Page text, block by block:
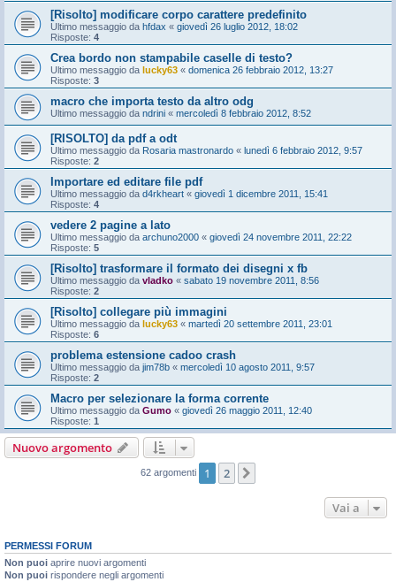
[Risolto] modificare corpo carattere predefinito
Ultimo messaggio da hfdax « giovedì 26 luglio 2012, 18:02
Risposte: 4
Crea bordo non stampabile caselle di testo?
Ultimo messaggio da lucky63 « domenica 26 febbraio 2012, 13:27
Risposte: 3
macro che importa testo da altro odg
Ultimo messaggio da ndrini « mercoledì 8 febbraio 2012, 8:52
[RISOLTO] da pdf a odt
Ultimo messaggio da Rosaria mastronardo « lunedì 6 febbraio 2012, 9:57
Risposte: 2
Importare ed editare file pdf
Ultimo messaggio da d4rkheart « giovedì 1 dicembre 2011, 15:41
Risposte: 4
vedere 2 pagine a lato
Ultimo messaggio da archuno2000 « giovedì 24 novembre 2011, 22:22
Risposte: 5
[Risolto] trasformare il formato dei disegni x fb
Ultimo messaggio da vladko « sabato 19 novembre 2011, 8:56
Risposte: 2
[Risolto] collegare più immagini
Ultimo messaggio da lucky63 « martedì 20 settembre 2011, 23:01
Risposte: 6
problema estensione cadoo crash
Ultimo messaggio da jim78b « mercoledì 10 agosto 2011, 9:57
Risposte: 2
Macro per selezionare la forma corrente
Ultimo messaggio da Gumo « giovedì 26 maggio 2011, 12:40
Risposte: 1
Nuovo argomento
62 argomenti 1 2
Vai a
PERMESSI FORUM
Non puoi aprire nuovi argomenti
Non puoi rispondere negli argomenti